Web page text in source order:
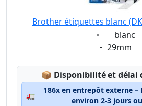
Brother étiquettes blanc
Eigenschaft:
blanc
Eigenschaft:
29mm
📦 Lagerstatus:
Disponibilité et délai
🚛
186x en entrepôt externe –
environ 2-3 jours